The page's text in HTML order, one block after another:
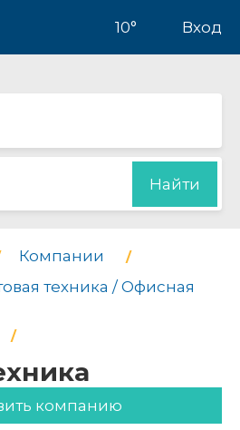
10° Вход
Найти
Компании
техника / Офисная
компанию